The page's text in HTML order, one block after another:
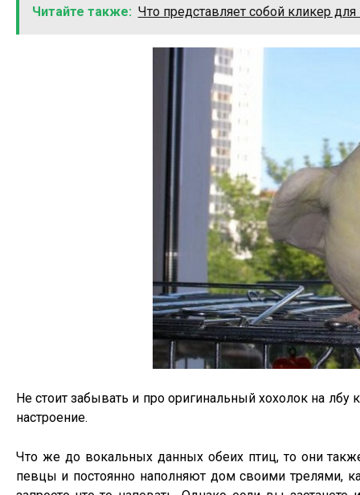
Читайте также: Что представляет собой кликер для
Не стоит забывать и про оригинальный хохолок на
настроение.
Что же до вокальных данных обеих птиц, то они
певцы и постоянно наполняют дом своими трелями,